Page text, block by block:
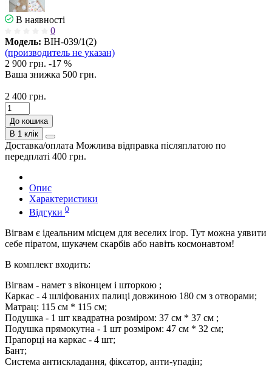
В наявності
0
Модель: ВІН-039/1(2)
(производитель не указан)
2 900 грн. -17 %
Ваша знижка 500 грн.
2 400 грн.
До кошика
В 1 клік
Доставка/оплата Можлива відправка післяплатою по
передплаті 400 грн.
Опис
Характеристики
Відгуки 0
Вігвам є ідеальним місцем для веселих ігор. Тут можна уявити
себе піратом, шукачем скарбів або навіть космонавтом!
В комплект входить:
Вігвам - намет з віконцем і шторкою ;
Каркас - 4 шліфованих палиці довжиною 180 см з отворами;
Матрац: 115 см * 115 см;
Подушка - 1 шт квадратна розміром: 37 см * 37 см ;
Подушка прямокутна - 1 шт розміром: 47 см * 32 см;
Прапорці на каркас - 4 шт;
Бант;
Система антискладання, фіксатор, анти-упадін;